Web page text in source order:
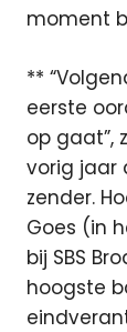
moment
**
eerste
op gaat”,
vorig jaar
zender.
Goes (in
bij SBS
hoogste